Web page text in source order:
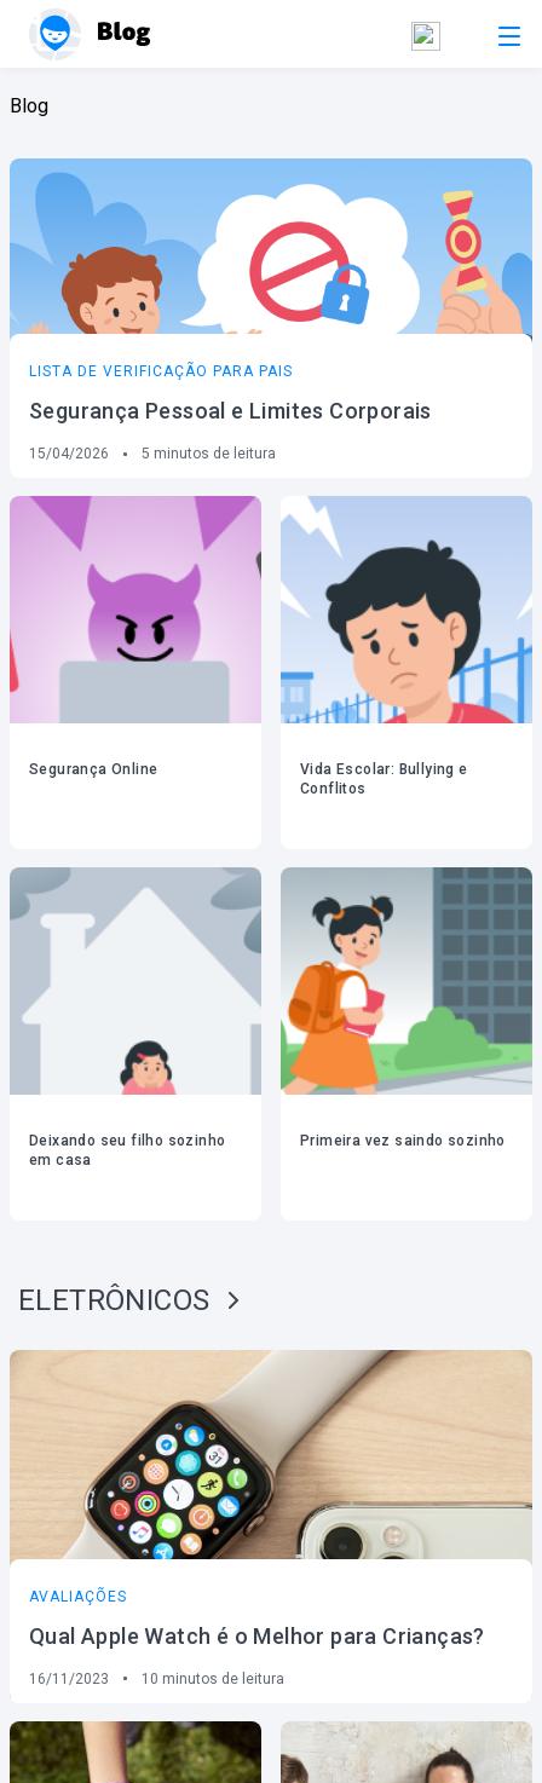
Blog
LISTA DE VERIFICAÇÃO PARA PAIS
Segurança Pessoal e Limites Corporais
15/04/2026 5 minutos de leitura
Segurança Online
Vida Escolar: Bullying e
Conflitos
Deixando seu filho sozinho
em casa
Primeira vez saindo sozinho
ELETRÔNICOS
AVALIAÇÕES
Qual Apple Watch é o Melhor para Crianças?
16/11/2023 10 minutos de leitura